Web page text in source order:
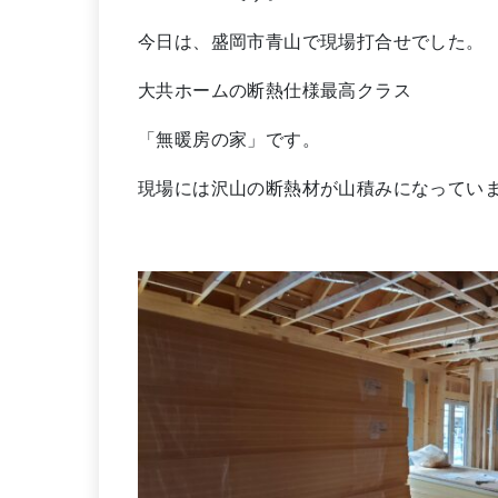
今日は、盛岡市青山で現場打合せでした。
大共ホームの断熱仕様最高クラス
「無暖房の家」です。
現場には沢山の断熱材が山積みになってい